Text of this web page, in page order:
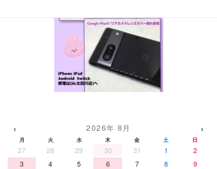
‹ 2026年 8月 ›
月 火 水 木 金 土 日
27 28 29 30 31 1
2
3
4 5 6 7 8
9